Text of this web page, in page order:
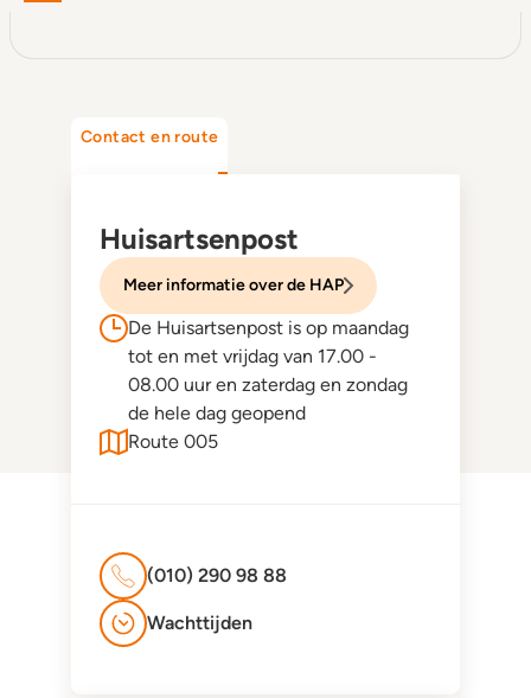
Contact en route
Huisartsenpost
Meer informatie over de HAP
De Huisartsenpost is op maandag
tot en met vrijdag van 17.00 -
08.00 uur en zaterdag en zondag
de hele dag geopend
Route 005
(010) 290 98 88
Wachttijden